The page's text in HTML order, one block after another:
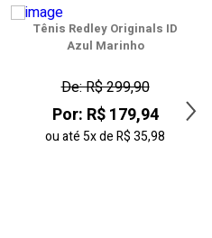
Tênis Redley Originals ID
Azul Marinho
De: R$ 299,90
Por: R$ 179,94
ou até5xdeR$ 35,98